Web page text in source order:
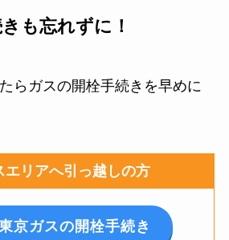
も忘れずに！
らガスの開栓手続きを早めに
エリアへ引っ越しの方
京ガスの開栓手続き